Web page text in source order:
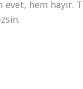
evet, hem